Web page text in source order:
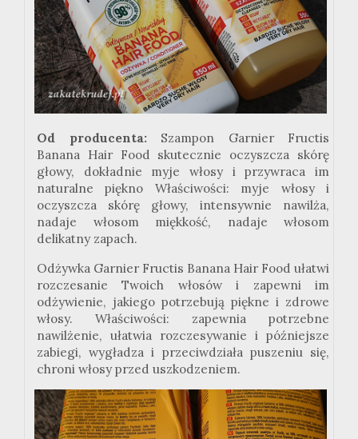
Od producenta: Szampon Garnier Fructis
Banana Hair Food skutecznie oczyszcza skórę
głowy, dokładnie myje włosy i przywraca im
naturalne piękno Właściwości: myje włosy i
oczyszcza skórę głowy, intensywnie nawilża,
nadaje włosom miękkość, nadaje włosom
delikatny zapach.
Odżywka Garnier Fructis Banana Hair Food ułatwi
rozczesanie Twoich włosów i zapewni im
odżywienie, jakiego potrzebują piękne i zdrowe
włosy. Właściwości: zapewnia potrzebne
nawilżenie, ułatwia rozczesywanie i późniejsze
zabiegi, wygładza i przeciwdziała puszeniu się,
chroni włosy przed uszkodzeniem.